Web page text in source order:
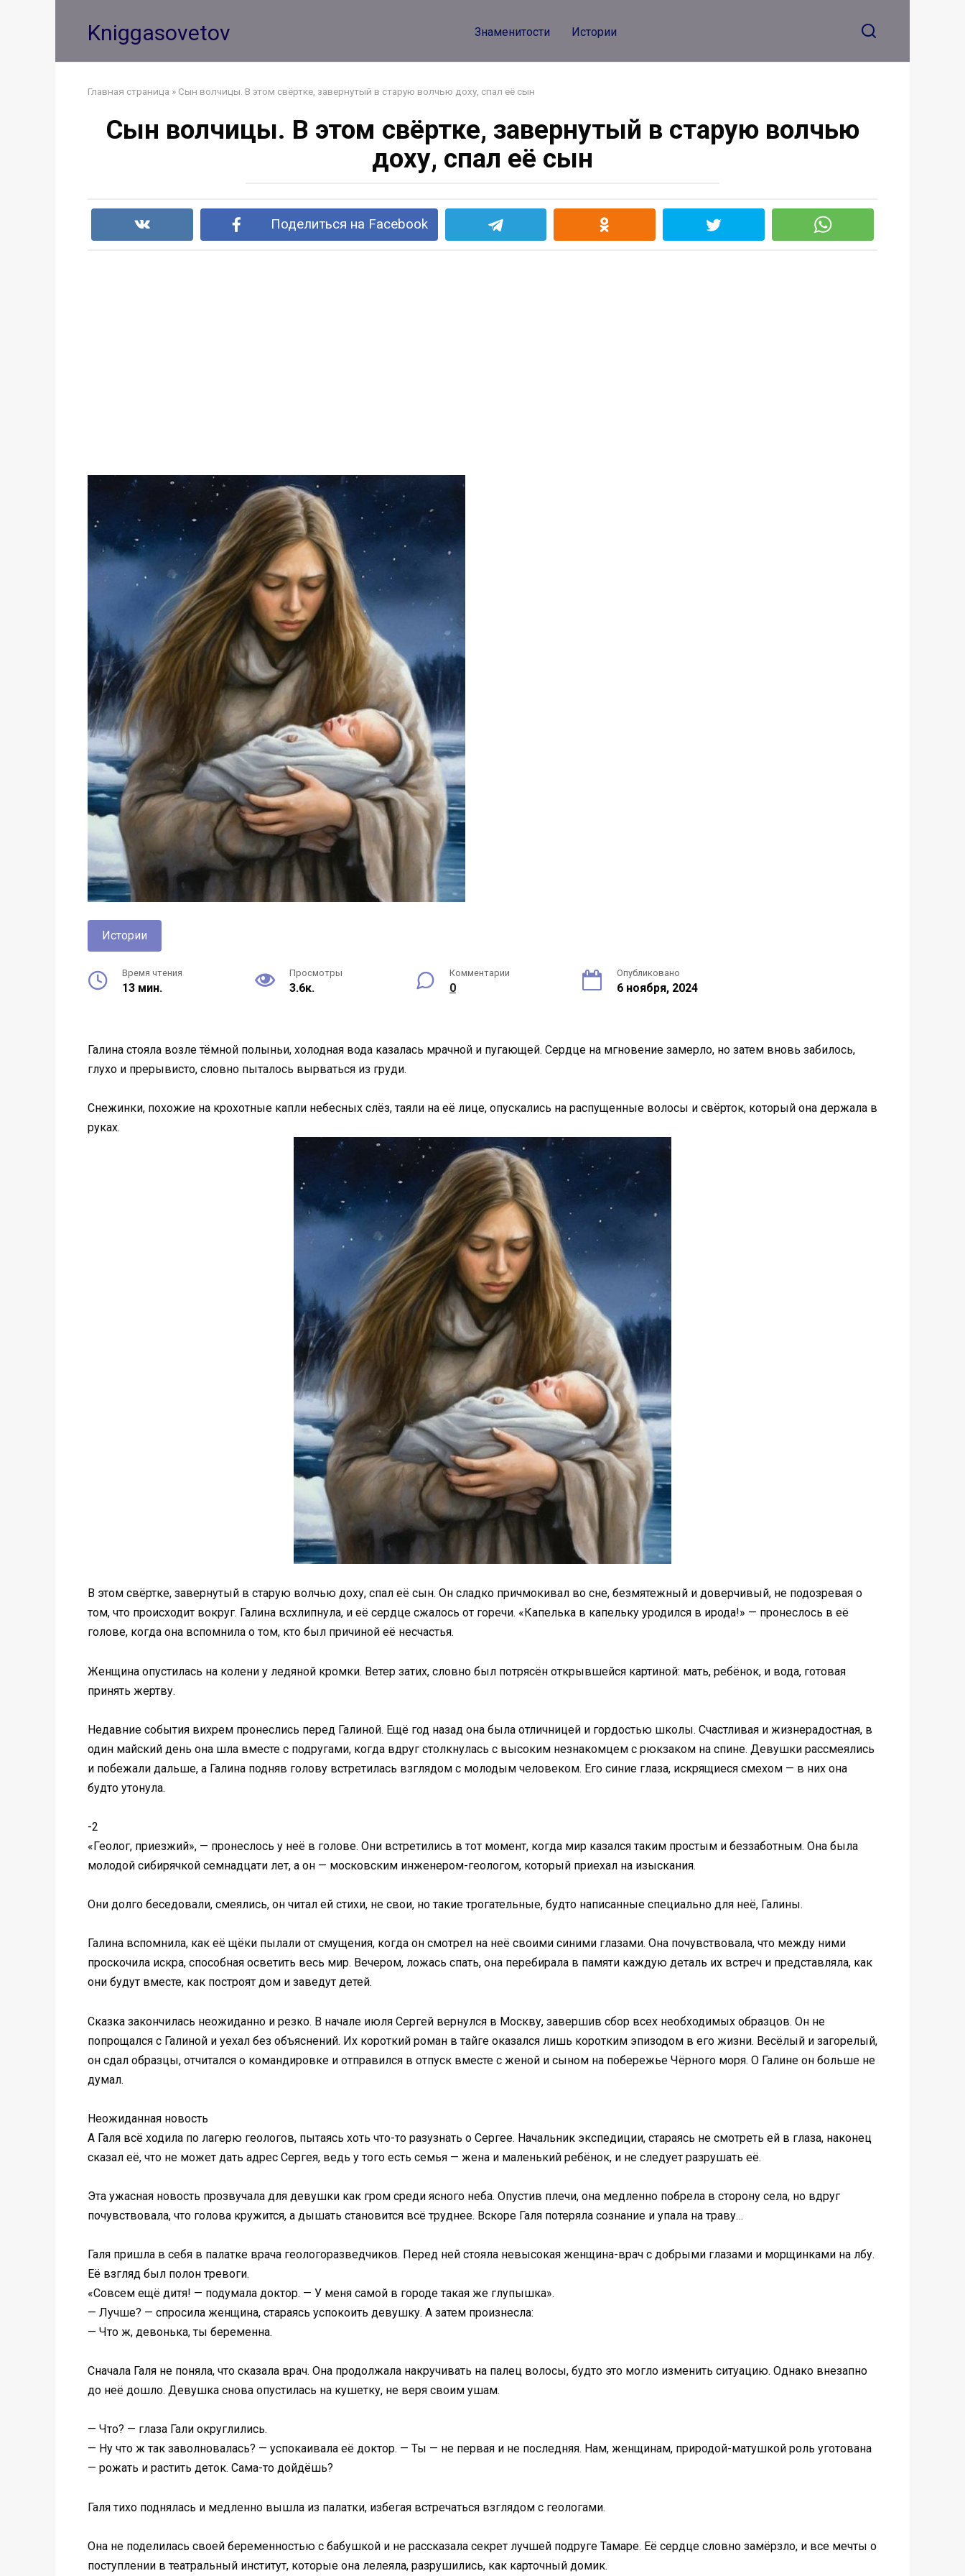
Kniggasovetov Знаменитости Истории
Главная страница » Сын волчицы. В этом свёртке, завернутый в старую волчью доху, спал её сын
Сын волчицы. В этом свёртке, завернутый в старую волчью
доху, спал её сын
Поделиться на Facebook
Истории
Время чтения
13 мин.
Просмотры
3.6к.
Комментарии
0
Опубликовано
6 ноября, 2024
Галина стояла возле тёмной полыньи, холодная вода казалась мрачной и пугающей. Сердце на мгновение замерло, но затем вновь забилось,
глухо и прерывисто, словно пыталось вырваться из груди.
Снежинки, похожие на крохотные капли небесных слёз, таяли на её лице, опускались на распущенные волосы и свёрток, который она держала в
руках.
В этом свёртке, завернутый в старую волчью доху, спал её сын. Он сладко причмокивал во сне, безмятежный и доверчивый, не подозревая о
том, что происходит вокруг. Галина всхлипнула, и её сердце сжалось от горечи. «Капелька в капельку уродился в ирода!» — пронеслось в её
голове, когда она вспомнила о том, кто был причиной её несчастья.
Женщина опустилась на колени у ледяной кромки. Ветер затих, словно был потрясён открывшейся картиной: мать, ребёнок, и вода, готовая
принять жертву.
Недавние события вихрем пронеслись перед Галиной. Ещё год назад она была отличницей и гордостью школы. Счастливая и жизнерадостная, в
один майский день она шла вместе с подругами, когда вдруг столкнулась с высоким незнакомцем с рюкзаком на спине. Девушки рассмеялись
и побежали дальше, а Галина подняв голову встретилась взглядом с молодым человеком. Его синие глаза, искрящиеся смехом — в них она
будто утонула.
-2
«Геолог, приезжий», — пронеслось у неё в голове. Они встретились в тот момент, когда мир казался таким простым и беззаботным. Она была
молодой сибирячкой семнадцати лет, а он — московским инженером-геологом, который приехал на изыскания.
Они долго беседовали, смеялись, он читал ей стихи, не свои, но такие трогательные, будто написанные специально для неё, Галины.
Галина вспомнила, как её щёки пылали от смущения, когда он смотрел на неё своими синими глазами. Она почувствовала, что между ними
проскочила искра, способная осветить весь мир. Вечером, ложась спать, она перебирала в памяти каждую деталь их встреч и представляла, как
они будут вместе, как построят дом и заведут детей.
Сказка закончилась неожиданно и резко. В начале июля Сергей вернулся в Москву, завершив сбор всех необходимых образцов. Он не
попрощался с Галиной и уехал без объяснений. Их короткий роман в тайге оказался лишь коротким эпизодом в его жизни. Весёлый и загорелый,
он сдал образцы, отчитался о командировке и отправился в отпуск вместе с женой и сыном на побережье Чёрного моря. О Галине он больше не
думал.
Неожиданная новость
А Галя всё ходила по лагерю геологов, пытаясь хоть что-то разузнать о Сергее. Начальник экспедиции, стараясь не смотреть ей в глаза, наконец
сказал её, что не может дать адрес Сергея, ведь у того есть семья — жена и маленький ребёнок, и не следует разрушать её.
Эта ужасная новость прозвучала для девушки как гром среди ясного неба. Опустив плечи, она медленно побрела в сторону села, но вдруг
почувствовала, что голова кружится, а дышать становится всё труднее. Вскоре Галя потеряла сознание и упала на траву…
Галя пришла в себя в палатке врача геологоразведчиков. Перед ней стояла невысокая женщина-врач с добрыми глазами и морщинками на лбу.
Её взгляд был полон тревоги.
«Совсем ещё дитя! — подумала доктор. — У меня самой в городе такая же глупышка».
— Лучше? — спросила женщина, стараясь успокоить девушку. А затем произнесла:
— Что ж, девонька, ты беременна.
Сначала Галя не поняла, что сказала врач. Она продолжала накручивать на палец волосы, будто это могло изменить ситуацию. Однако внезапно
до неё дошло. Девушка снова опустилась на кушетку, не веря своим ушам.
— Что? — глаза Гали округлились.
— Ну что ж так заволновалась? — успокаивала её доктор. — Ты — не первая и не последняя. Нам, женщинам, природой-матушкой роль уготована
— рожать и растить деток. Сама-то дойдёшь?
Галя тихо поднялась и медленно вышла из палатки, избегая встречаться взглядом с геологами.
Она не поделилась своей беременностью с бабушкой и не рассказала секрет лучшей подруге Тамаре. Её сердце словно замёрзло, и все мечты о
поступлении в театральный институт, которые она лелеяла, разрушились, как карточный домик.